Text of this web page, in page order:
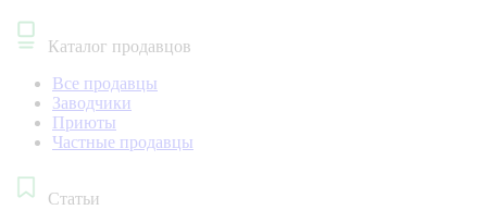
Каталог продавцов
Все продавцы
Заводчики
Приюты
Частные продавцы
Статьи